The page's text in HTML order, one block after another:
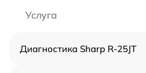
Услуга
Диагностика Sharp R-25JT